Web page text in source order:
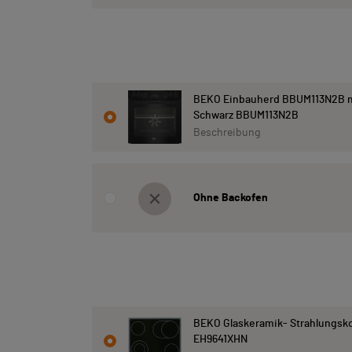
BEKO Einbauherd
Schwarz BBUM113N2B
Beschreibung
Ohne Backofen
BEKO Glaskeramik-
EH9641XHN